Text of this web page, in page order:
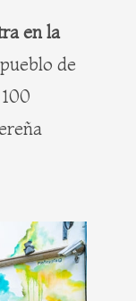
en la
de